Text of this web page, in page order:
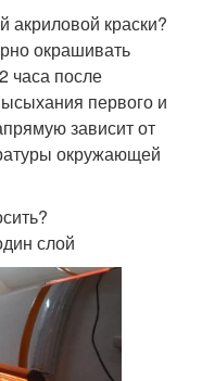
акриловой краски?
окрашивать
часа после
первого и
зависит от
окружающей
слой